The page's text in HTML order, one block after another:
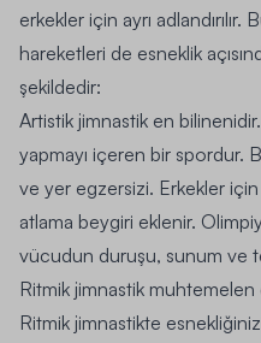
erkekler için ayrı
hareketleri de esneklik
şekildedir:
Artistik jimnastik en
yapmayı içeren bir spordur.
ve yer egzersizi. Erkekler
atlama beygiri eklenir.
vücudun duruşu, sunum ve
Ritmik jimnastik
Ritmik jimnastikte